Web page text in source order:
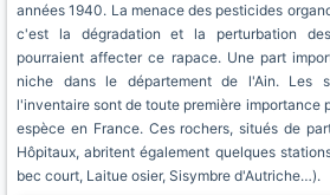
années 1940. La menace des pesticides
c'est la dégradation et la perturbation
pourraient affecter ce rapace. Une part
niche dans le département de l'Ain. Les
l'inventaire sont de toute première importance
espèce en France. Ces rochers, situés de
Hôpitaux, abritent également quelques
bec court, Laitue osier, Sisymbre d'Autriche…).